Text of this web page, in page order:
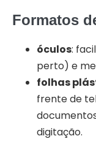
Formatos
óculos:
perto) e
folhas
frente de
digitação.